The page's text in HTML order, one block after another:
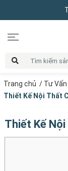
Trang chủ / Tư
Thiết Kế Nội Thất
Thiết Kế Nội